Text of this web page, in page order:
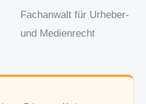
Fachanwalt für Urheber-
und Medienrecht